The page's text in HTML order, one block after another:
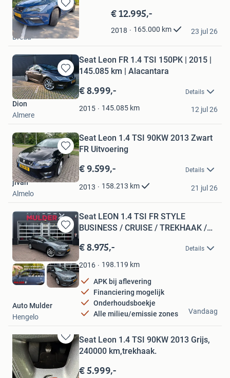
Bewaren
in
Mijn
Favorieten
€ 12.995,-
2018 165.000 km
Hennie
Breda
23 jul 26
Bewaren
in
Mijn
Favorieten
Seat Leon FR 1.4 TSI 150PK | 2015 |
145.085 km | Alacantara
€ 8.999,- Details
2015 145.085 km
Dion
Almere
12 jul 26
Bewaren
in
Mijn
Favorieten
Seat Leon 1.4 TSI 90KW 2013 Zwart
FR Uitvoering
€ 9.599,- Details
2013 158.213 km
jivan
Almelo
21 jul 26
Bewaren
in
Mijn
Favorieten
Seat LEON 1.4 TSI FR STYLE
BUSINESS / CRUISE / TREKHAAK /
€ 8.975,- Details
2016 198.119 km
APK bij aflevering
Financiering mogelijk
Onderhoudsboekje
Alle milieu/emissie zones
Auto Mulder
Hengelo
Vandaag
Bewaren
in
Mijn
Favorieten
Seat Leon 1.4 TSI 90KW 2013 Grijs,
240000 km,trekhaak.
€ 5.999,-